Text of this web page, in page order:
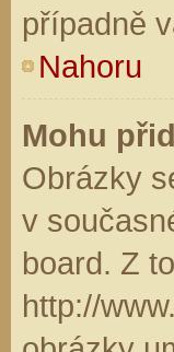
případně
Nahoru
Mohu
Obrázky
v
board. Z
http://